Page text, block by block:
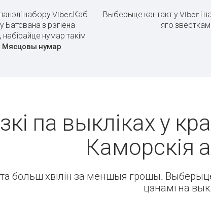
набору Viber.Каб
Батсвана з рэгіёна
нумар такім
Мясцовы нумар
Выберыце кантакт у Viber і
яго
па выкліках у
Каморскія
больш хвілін за меншыя грошы. Выберыце
цэнамі на